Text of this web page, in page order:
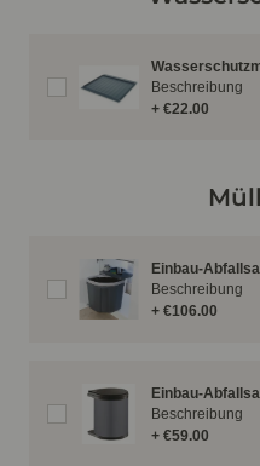
+ €22.00
Beschreibung
Einbau-
+ €106.00
Beschreibung
Einbau-
+ €59.00
Beschreibung